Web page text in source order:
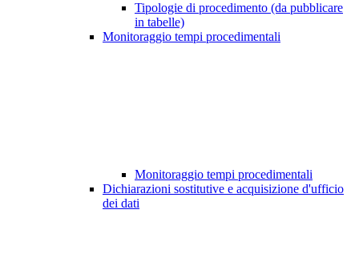
Tipologie di procedimento (da pubblicare
in tabelle)
Monitoraggio tempi procedimentali
Monitoraggio tempi procedimentali
Dichiarazioni sostitutive e acquisizione d'ufficio
dei dati